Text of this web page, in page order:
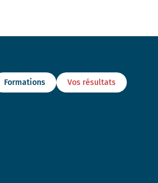
Formations Vos résultats